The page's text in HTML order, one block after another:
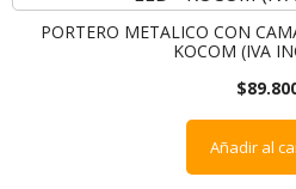
PORTERO METALICO CON
KOCOM (IVA
$
Añadir al